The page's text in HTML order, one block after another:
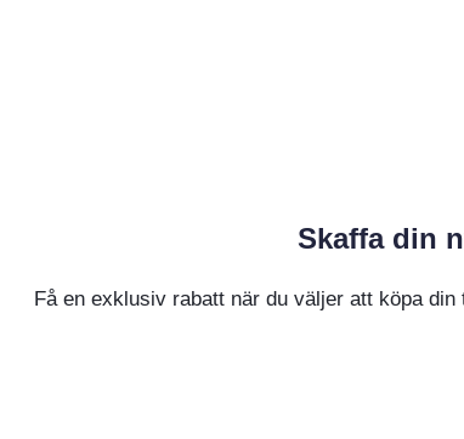
Skaffa din
Få en exklusiv rabatt när du väljer att köpa